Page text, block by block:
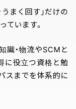
まく回す」だけの
ています。
識・物流やSCMと
に役立つ資格と勉
スまでを体系的に